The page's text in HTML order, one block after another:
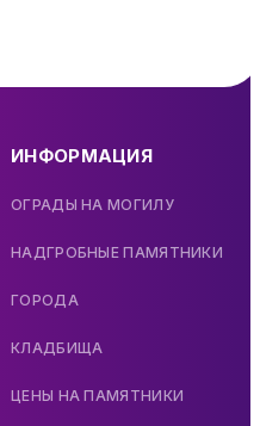
ИНФОРМАЦИЯ
ОГРАДЫ НА МОГИЛУ
НАДГРОБНЫЕ ПАМЯТНИКИ
ГОРОДА
КЛАДБИЩА
ЦЕНЫ НА ПАМЯТНИКИ